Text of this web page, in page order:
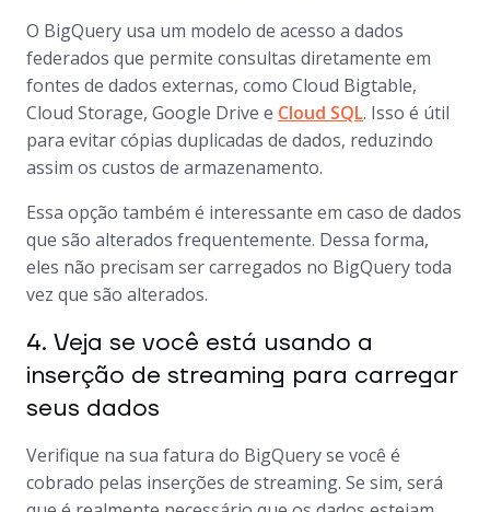
O BigQuery usa um modelo de acesso a dados
federados que permite consultas diretamente em
fontes de dados externas, como Cloud Bigtable,
Cloud Storage, Google Drive e Cloud SQL. Isso é útil
para evitar cópias duplicadas de dados, reduzindo
assim os custos de armazenamento.
Essa opção também é interessante em caso de dados
que são alterados frequentemente. Dessa forma,
eles não precisam ser carregados no BigQuery toda
vez que são alterados.
4. Veja se você está usando a
inserção de streaming para carregar
seus dados
Verifique na sua fatura do BigQuery se você é
cobrado pelas inserções de streaming. Se sim, será